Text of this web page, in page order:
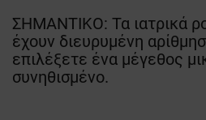
ΣΗΜΑΝΤΙΚΟ: Τα ιατρικά
έχουν διευρυμένη
επιλέξετε ένα μέγεθος
συνηθισμένο.